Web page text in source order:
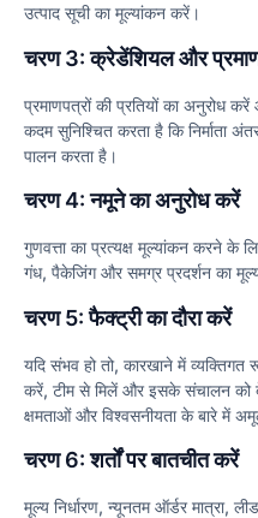
उत्पाद सूची का मूल्यांकन करें।
चरण 3: क्रेडेंशियल और
प्रमाणपत्रों की प्रतियों का अनुरोध
कदम सुनिश्चित करता है कि निर्माता
पालन करता है।
चरण 4: नमूने का अनुरोध करें
गुणवत्ता का प्रत्यक्ष मूल्यांकन करने के
गंध, पैकेजिंग और समग्र प्रदर्शन का
चरण 5: फैक्ट्री का दौरा करें
यदि संभव हो तो, कारखाने में व्यक्तिगत
करें, टीम से मिलें और इसके संचालन को
क्षमताओं और विश्वसनीयता के बारे में
चरण 6: शर्तों पर बातचीत करें
मूल्य निर्धारण, न्यूनतम ऑर्डर मात्रा,